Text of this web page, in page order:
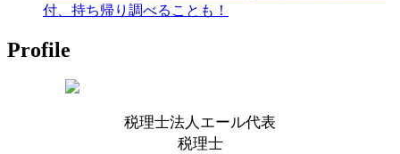
付、持ち帰り調べることも！
Profile
税理士法人エール代表
税理士